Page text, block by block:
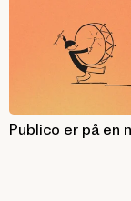
Publico er på en